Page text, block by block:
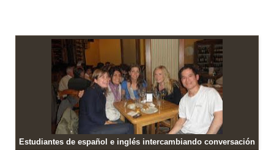
Estudiantes de español e inglés intercambiando conversación